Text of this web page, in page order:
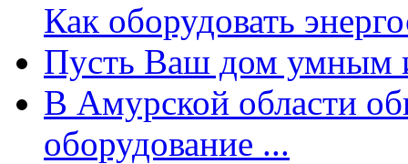
Как оборудовать
Пусть Ваш дом умным
В Амурской области
оборудование ...